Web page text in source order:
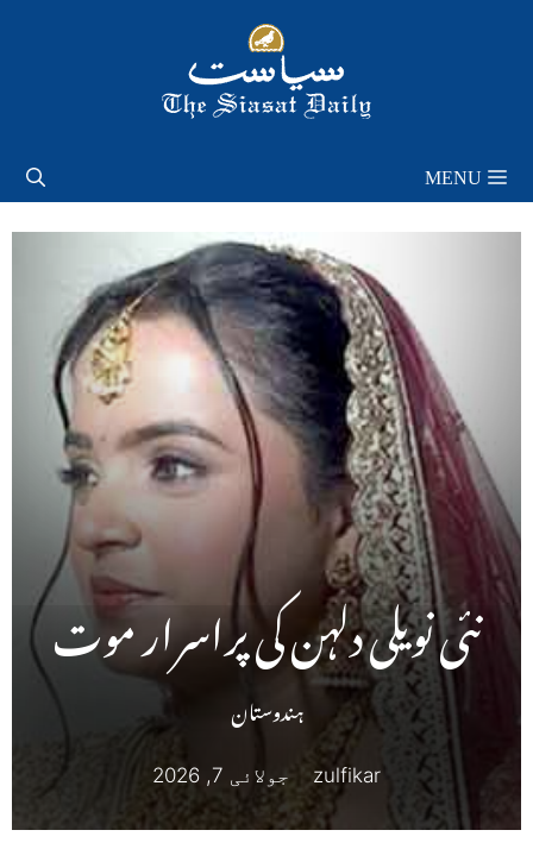
MENU
نئی نویلی دلہن کی پراسرار موت
ہندوستان
zulfikar جولائی 7, 2026